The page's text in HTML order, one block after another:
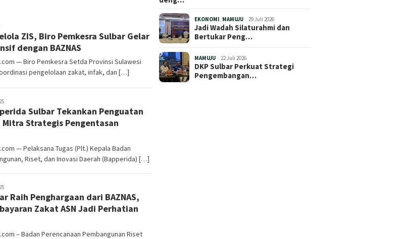
ZIS, Biro Pemkesra Sulbar Gelar
dengan BAZNAS
— Biro Pemkesra Setda Provinsi Sulawesi
pengelolaan zakat, infak, dan […]
Sulbar Tekankan Penguatan
Mitra Strategis Pengentasan
— Pelaksana Tugas (Plt.) Kepala Badan
Riset, dan Inovasi Daerah (Bapperida) […]
Raih Penghargaan dari BAZNAS,
Zakat ASN Jadi Perhatian
– Badan Perencanaan Pembangunan Riset
EKONOMI MAMUJU 29 Juli 2026
Jadi Wadah Silaturahmi dan
Bertukar Peng…
MAMUJU 22 Juli 2026
DKP Sulbar Perkuat Strategi
Pengembangan…